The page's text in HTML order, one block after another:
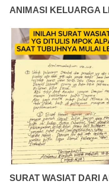
ANIMASI KELUARGA
SURAT WASIAT DARI